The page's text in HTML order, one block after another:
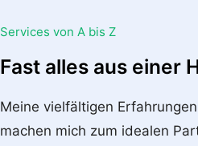
Services von A bis Z
Fast alles aus einer
Meine vielfältigen
machen mich zum idealen